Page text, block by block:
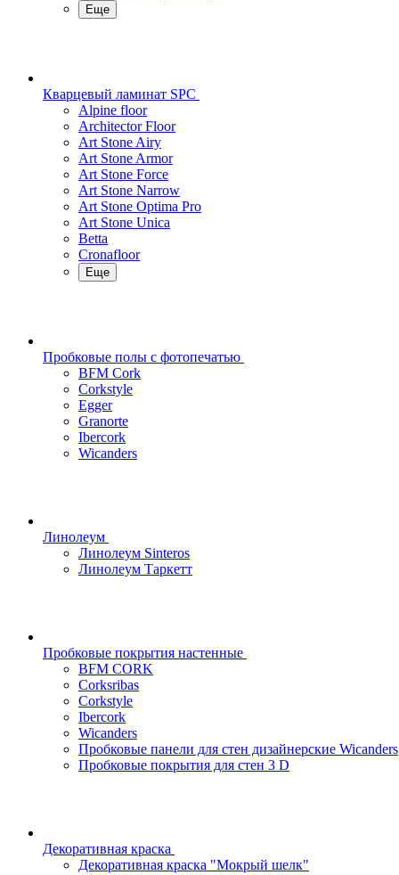
Еще
Кварцевый ламинат SPC
Alpine floor
Architector Floor
Art Stone Airy
Art Stone Armor
Art Stone Force
Art Stone Narrow
Art Stone Optima Pro
Art Stone Unica
Betta
Cronafloor
Еще
Пробковые полы с фотопечатью
BFM Cork
Corkstyle
Egger
Granorte
Ibercork
Wicanders
Линолеум
Линолеум Sinteros
Линолеум Таркетт
Пробковые покрытия настенные
BFM CORK
Corksribas
Corkstyle
Ibercork
Wicanders
Пробковые панели для стен дизайнерские Wicanders
Пробковые покрытия для стен 3 D
Декоративная краска
Декоративная краска "Мокрый шелк"